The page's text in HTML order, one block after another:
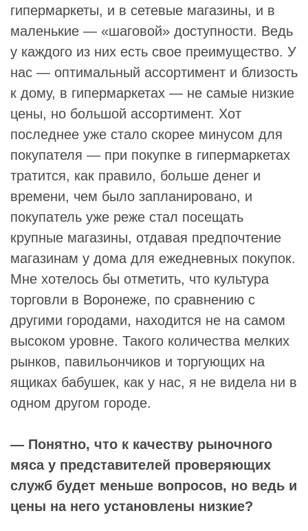
гипермаркеты, и в сетевые магазины, и в
маленькие — «шаговой» доступности. Ведь
у каждого из них есть свое преимущество. У
нас — оптимальный ассортимент и близость
к дому, в гипермаркетах — не самые низкие
цены, но большой ассортимент. Хот
последнее уже стало скорее минусом для
покупателя — при покупке в гипермаркетах
тратится, как правило, больше денег и
времени, чем было запланировано, и
покупатель уже реже стал посещать
крупные магазины, отдавая предпочтение
магазинам у дома для ежедневных покупок.
Мне хотелось бы отметить, что культура
торговли в Воронеже, по сравнению с
другими городами, находится не на самом
высоком уровне. Такого количества мелких
рынков, павильончиков и торгующих на
ящиках бабушек, как у нас, я не видела ни в
одном другом городе.
— Понятно, что к качеству рыночного
мяса у представителей проверяющих
служб будет меньше вопросов, но ведь и
цены на него установлены низкие?